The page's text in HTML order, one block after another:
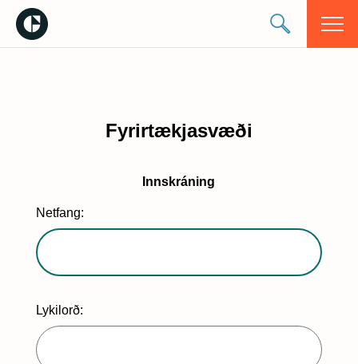
Fyrirtækjasvæði
Innskráning
Netfang:
Lykilorð: